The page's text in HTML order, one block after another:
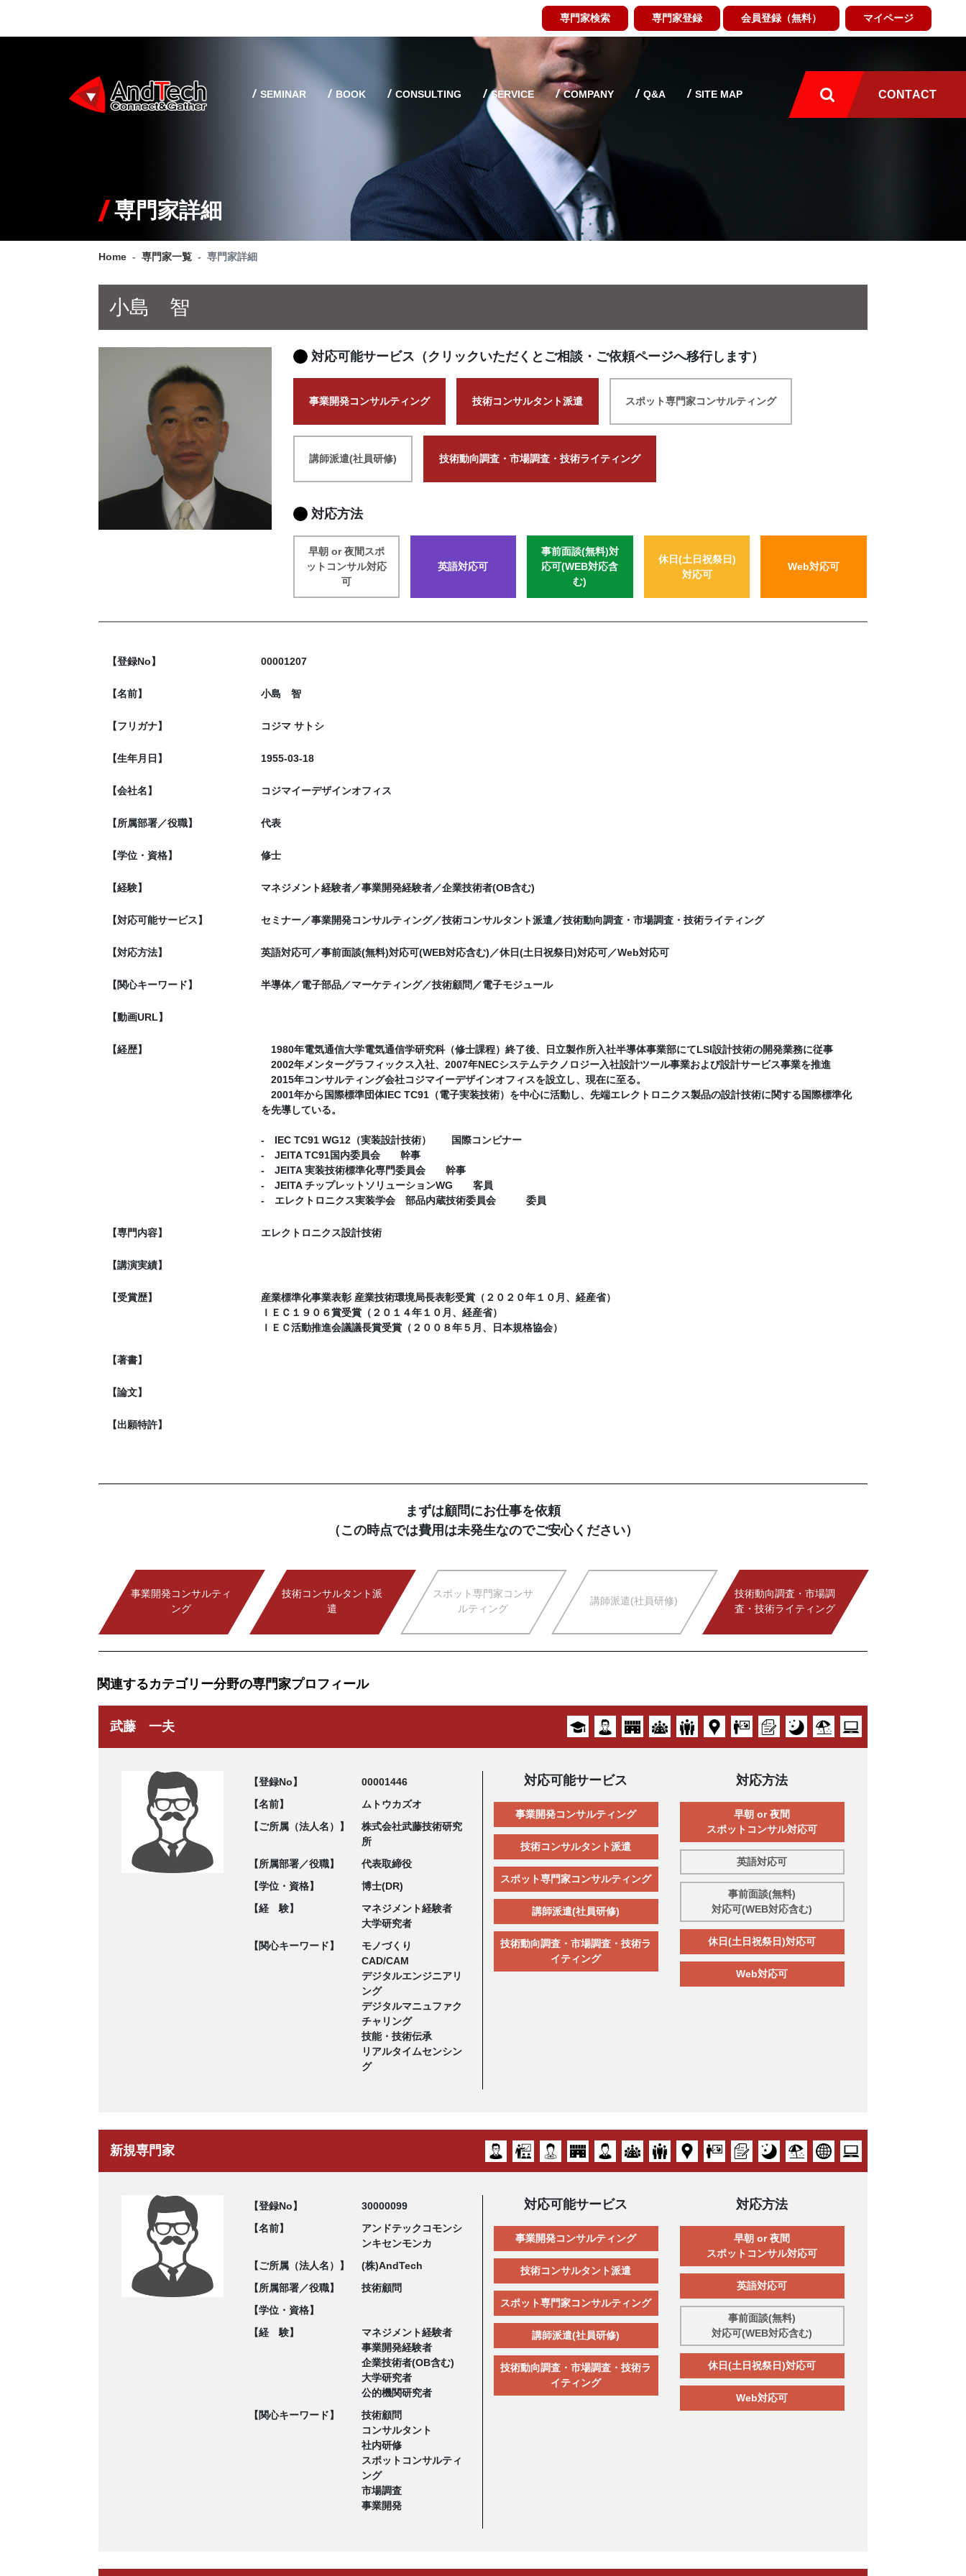
専門家検索 専門家登録 会員登録（無料） マイページ
SEMINAR BOOK CONSULTING SERVICE COMPANY Q&A SITE MAP CONTACT
専門家詳細
Home 専門家一覧 専門家詳細
小島 智
対応可能サービス（クリックいただくとご相談・ご依頼ページへ移行します）
事業開発コンサルティング 技術コンサルタント派遣 スポット専門家コンサルティング
講師派遣(社員研修) 技術動向調査・市場調査・技術ライティング
対応方法
早朝 or 夜間スポ
ットコンサル対応
可
英語対応可
事前面談(無料)対
応可(WEB対応含
む)
休日(土日祝祭日)
対応可
Web対応可
【登録No】 00001207
【名前】 小島 智
【フリガナ】 コジマ サトシ
【生年月日】 1955-03-18
【会社名】 コジマイーデザインオフィス
【所属部署／役職】 代表
【学位・資格】 修士
【経験】 マネジメント経験者／事業開発経験者／企業技術者(OB含む)
【対応可能サービス】 セミナー／事業開発コンサルティング／技術コンサルタント派遣／技術動向調査・市場調査・技術ライティング
【対応方法】 英語対応可／事前面談(無料)対応可(WEB対応含む)／休日(土日祝祭日)対応可／Web対応可
【関心キーワード】 半導体／電子部品／マーケティング／技術顧問／電子モジュール
【動画URL】
【経歴】
1980年電気通信大学電気通信学研究科（修士課程）終了後、日立製作所入社半導体事業部にてLSI設計技術の開発業務に従事
2002年メンターグラフィックス入社、2007年NECシステムテクノロジー入社設計ツール事業および設計サービス事業を推進
2015年コンサルティング会社コジマイーデザインオフィスを設立し、現在に至る。
2001年から国際標準団体IEC TC91（電子実装技術）を中心に活動し、先端エレクトロニクス製品の設計技術に関する国際標準化
を先導している。
‐ IEC TC91 WG12（実装設計技術） 国際コンビナー
‐ JEITA TC91国内委員会 幹事
‐ JEITA 実装技術標準化専門委員会 幹事
‐ JEITA チップレットソリューションWG 客員
‐ エレクトロニクス実装学会 部品内蔵技術委員会 委員
【専門内容】 エレクトロニクス設計技術
【講演実績】
【受賞歴】
産業標準化事業表彰 産業技術環境局長表彰受賞（２０２０年１０月、経産省）
ＩＥＣ１９０６賞受賞（２０１４年１０月、経産省）
ＩＥＣ活動推進会議議長賞受賞（２００８年５月、日本規格協会）
【著書】
【論文】
【出願特許】
まずは顧問にお仕事を依頼
（この時点では費用は未発生なのでご安心ください）
事業開発コンサルティ
ング
技術コンサルタント派
遣
スポット専門家コンサ
ルティング
講師派遣(社員研修)
技術動向調査・市場調
査・技術ライティング
関連するカテゴリー分野の専門家プロフィール
武藤 一夫
【登録No】
00001446
【名前】
ムトウカズオ
【ご所属（法人名）】
株式会社武藤技術研究
所
【所属部署／役職】
代表取締役
【学位・資格】
博士(DR)
【経 験】
マネジメント経験者
大学研究者
【関心キーワード】
モノづくり
CAD/CAM
デジタルエンジニアリ
ング
デジタルマニュファク
チャリング
技能・技術伝承
リアルタイムセンシン
グ
対応可能サービス
事業開発コンサルティング
技術コンサルタント派遣
スポット専門家コンサルティング
講師派遣(社員研修)
技術動向調査・市場調査・技術ラ
イティング
対応方法
早朝 or 夜間
スポットコンサル対応可
英語対応可
事前面談(無料)
対応可(WEB対応含む)
休日(土日祝祭日)対応可
Web対応可
新規専門家
【登録No】
30000099
【名前】
アンドテックコモンシ
ンキセンモンカ
【ご所属（法人名）】
(株)AndTech
【所属部署／役職】
技術顧問
【学位・資格】
【経 験】
マネジメント経験者
事業開発経験者
企業技術者(OB含む)
大学研究者
公的機関研究者
【関心キーワード】
技術顧問
コンサルタント
社内研修
スポットコンサルティ
ング
市場調査
事業開発
対応可能サービス
事業開発コンサルティング
技術コンサルタント派遣
スポット専門家コンサルティング
講師派遣(社員研修)
技術動向調査・市場調査・技術ラ
イティング
対応方法
早朝 or 夜間
スポットコンサル対応可
英語対応可
事前面談(無料)
対応可(WEB対応含む)
休日(土日祝祭日)対応可
Web対応可